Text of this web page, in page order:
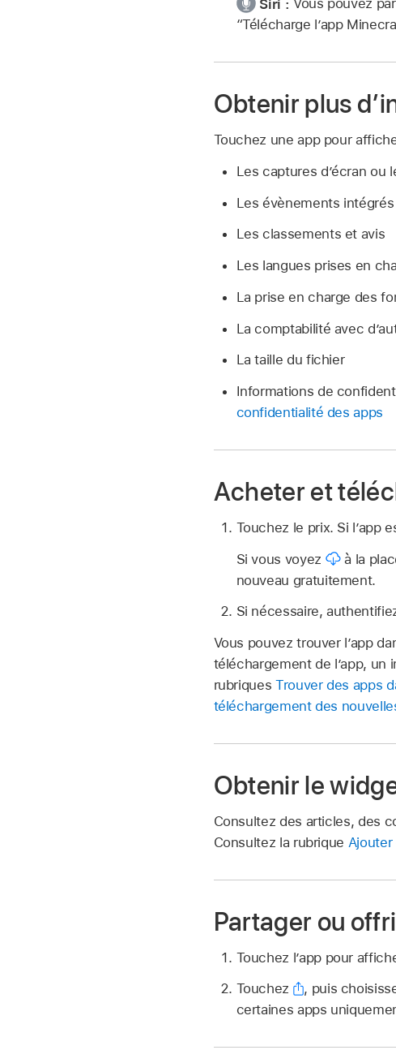
Siri : Vous pouvez
“Télécharge l’app
Obtenir plus
Touchez une app pour
Les captures d’écran ou
Les évènements intégrés
Les classements et avis
Les langues prises en
La prise en charge des
La comptabilité avec
La taille du fichier
Informations de
confidentialité des apps
Acheter et
Touchez le prix. Si l’app
Si vous voyez
à la
nouveau gratuitement.
Si nécessaire,
Vous pouvez trouver l’app
téléchargement de l’app, un
rubriques Trouver des apps
téléchargement des
Obtenir le
Consultez des articles, des
Consultez la rubrique Ajouter
Partager ou
Touchez l’app pour
Touchez
, puis
certaines apps